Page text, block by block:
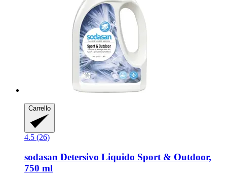
Carrello
4.5 (26)
sodasan Detersivo Liquido Sport & Outdoor,
750 ml